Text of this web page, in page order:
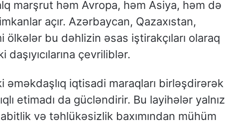
marşrut həm Avropa, həm Asiya, həm də
açır. Azərbaycan, Qazaxıstan,
bu dəhlizin əsas iştirakçıları olaraq
çevriliblər.
iqtisadi maraqları birləşdirərək
etimadı da gücləndirir. Bu layihələr yalnız
və təhlükəsizlik baxımından mühüm